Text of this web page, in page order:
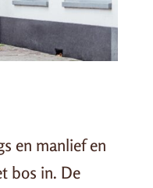
en manlief en
bos in. De